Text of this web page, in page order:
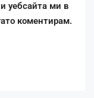
уебсайта ми в
коментирам.